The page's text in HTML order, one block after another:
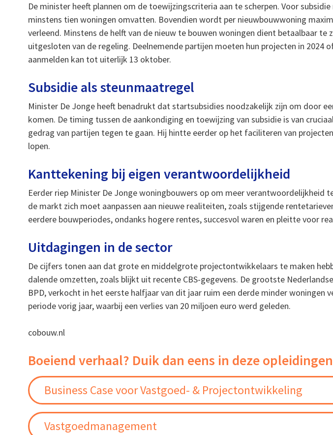
De minister heeft plannen om de toewijzingscriteria aan te scherpen. Voor
minstens tien woningen omvatten. Bovendien wordt per nieuwbouwwoning
verleend. Minstens de helft van de nieuw te bouwen woningen dient betaalbaar te
uitgesloten van de regeling. Deelnemende partijen moeten hun projecten in 2024
aanmelden kan tot uiterlijk 13 oktober.
Subsidie als steunmaatregel
Minister De Jonge heeft benadrukt dat startsubsidies noodzakelijk zijn om door
komen. De timing tussen de aankondiging en toewijzing van subsidie is van
gedrag van partijen tegen te gaan. Hij hintte eerder op het faciliteren van
lopen.
Kanttekening bij eigen verantwoordelijkheid
Eerder riep Minister De Jonge woningbouwers op om meer verantwoordelijkheid
de markt zich moet aanpassen aan nieuwe realiteiten, zoals stijgende
eerdere bouwperiodes, ondanks hogere rentes, succesvol waren en pleitte voor
Uitdagingen in de sector
De cijfers tonen aan dat grote en middelgrote projectontwikkelaars te maken
dalende omzetten, zoals blijkt uit recente CBS-gegevens. De grootste
BPD, verkocht in het eerste halfjaar van dit jaar ruim een derde minder woningen
periode vorig jaar, waarbij een verlies van 20 miljoen euro werd geleden.
cobouw.nl
Boeiend verhaal? Duik dan eens in deze
Business Case voor Vastgoed- & Projectontwikkeling
Vastgoedmanagement